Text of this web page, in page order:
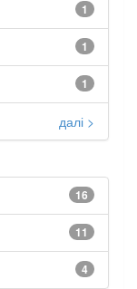
1
1
1
далі >
16
11
4